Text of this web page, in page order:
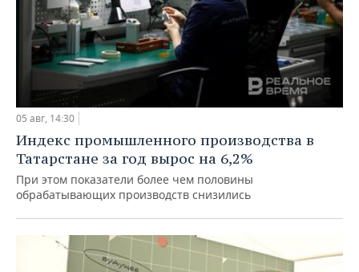
05 авг, 14:30
Индекс промышленного производства в
Татарстане за год вырос на 6,2%
При этом показатели более чем половины
обрабатывающих производств снизились